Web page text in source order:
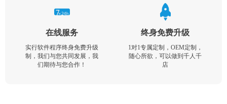
在线服务
实行软件程序终身免费升级
制，我们与您共同发展，我
们期待与您合作！
终身免费升级
1对1专属定制，OEM定制，
随心所欲，可以做到千人千
店